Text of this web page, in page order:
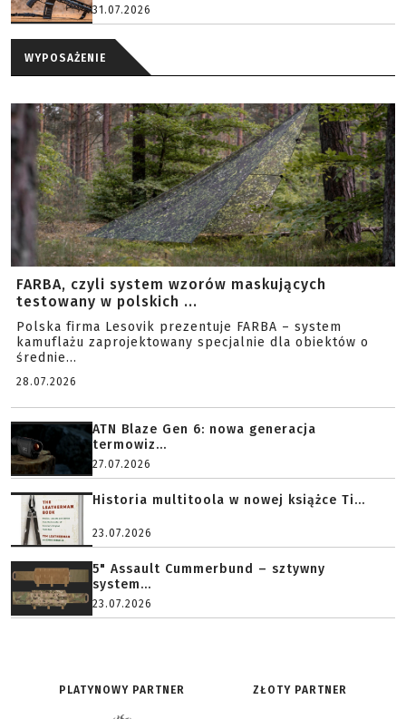
31.07.2026
WYPOSAŻENIE
FARBA, czyli system wzorów maskujących
testowany w polskich ...
Polska firma Lesovik prezentuje FARBA – system
kamuflażu zaprojektowany specjalnie dla obiektów o
średnie...
28.07.2026
ATN Blaze Gen 6: nowa generacja
termowiz...
27.07.2026
Historia multitoola w nowej książce Ti...
23.07.2026
5" Assault Cummerbund – sztywny
system...
23.07.2026
PLATYNOWY PARTNER ZŁOTY PARTNER